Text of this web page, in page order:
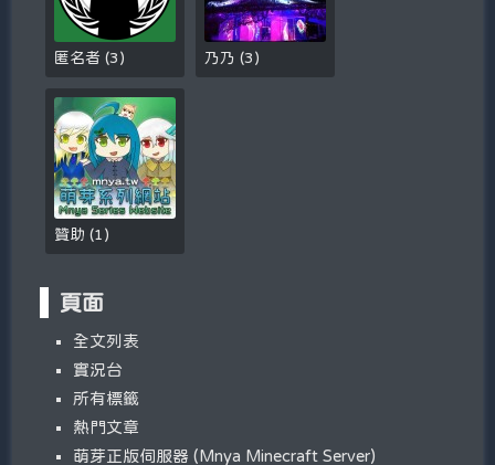
匿名者(3 ) 乃乃(3 )
贊助(1 )
頁面
全文列表
實況台
所有標籤
熱門文章
萌芽正版伺服器 (Mnya Minecraft Server)